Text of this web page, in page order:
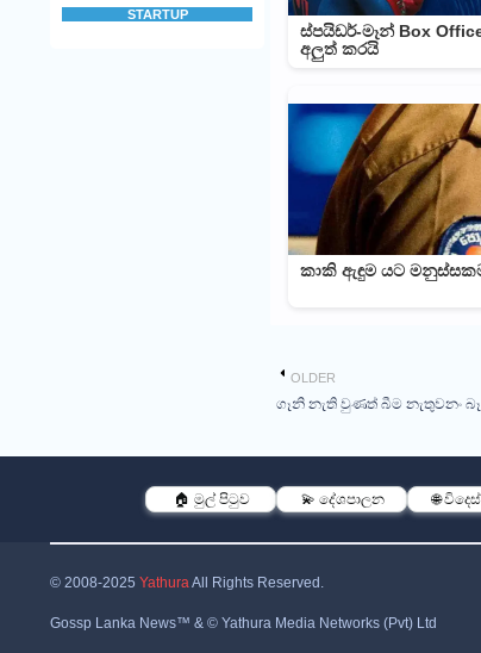
STARTUP
ස්පයිඩර්-මෑන් Box
අලුත් කරයි
කාකි ඇඳුම යට
OLDER
ගෑනි නැති වුණත් බීම නැතුවනං බෑ
🏠 මුල් පිටුව 💫 දේශපාලන 🌐
© 2008-2025 Yathura All Rights Reserved.
Gossp Lanka News™ & © Yathura Media Networks (Pvt) Ltd